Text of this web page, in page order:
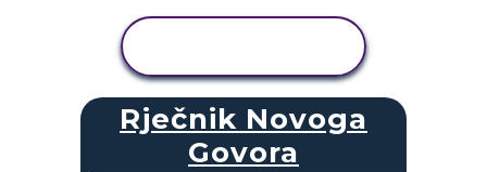
Rječnik Novoga
Govora